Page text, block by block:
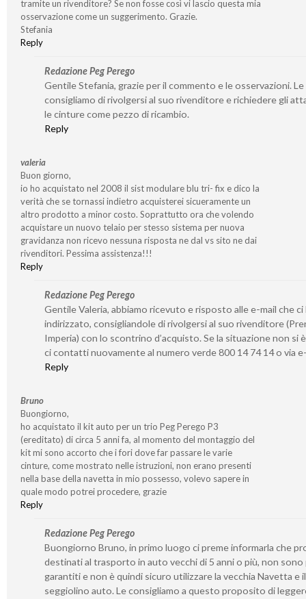
tramite un rivenditore? Se non fosse così vi lascio questa mia
osservazione come un suggerimento. Grazie.
Stefania
Reply
Redazione Peg Perego
Gentile Stefania, grazie per il commento e le osservazioni. Le
consigliamo di rivolgersi al suo rivenditore e richiedere gli
le cinture come pezzo di ricambio.
Reply
valeria
Buon giorno,
io ho acquistato nel 2008 il sist modulare blu tri- fix e dico la
verità che se tornassi indietro acquisterei sicueramente un
altro prodotto a minor costo. Soprattutto ora che volendo
acquistare un nuovo telaio per stesso sistema per nuova
gravidanza non ricevo nessuna risposta ne dal vs sito ne dai
rivenditori. Pessima assistenza!!!
Reply
Redazione Peg Perego
Gentile Valeria, abbiamo ricevuto e risposto alle e-mail che ci
indirizzato, consigliandole di rivolgersi al suo rivenditore
Imperia) con lo scontrino d’acquisto. Se la situazione non si
ci contatti nuovamente al numero verde 800 14 74 14 o via
Reply
Bruno
Buongiorno,
ho acquistato il kit auto per un trio Peg Perego P3
(ereditato) di circa 5 anni fa, al momento del montaggio del
kit mi sono accorto che i fori dove far passare le varie
cinture, come mostrato nelle istruzioni, non erano presenti
nella base della navetta in mio possesso, volevo sapere in
quale modo potrei procedere, grazie
Reply
Redazione Peg Perego
Buongiorno Bruno, in primo luogo ci preme informarla che
destinati al trasporto in auto vecchi di 5 anni o più, non sono
garantiti e non è quindi sicuro utilizzare la vecchia Navetta e
seggiolino auto. Le consigliamo a questo proposito di